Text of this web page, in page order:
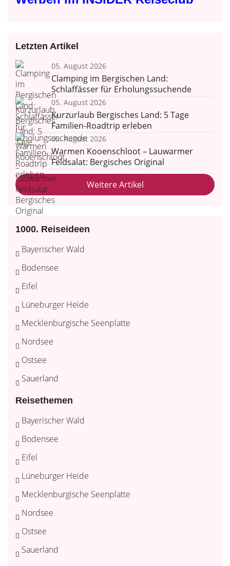
Letzten Artikel
05. August 2026
Clamping im Bergischen Land:
Schlaffässer für Erholungssuchende
05. August 2026
Kurzurlaub Bergisches Land: 5 Tage
Familien-Roadtrip erleben
05. August 2026
Warmen Kooenschloot – Lauwarmer
Feldsalat: Bergisches Original
Weitere Artikel
1000. Reiseideen
Bayerischer Wald
Bodensee
Eifel
Lüneburger Heide
Mecklenburgische Seenplatte
Nordsee
Ostsee
Sauerland
Reisethemen
Bayerischer Wald
Bodensee
Eifel
Lüneburger Heide
Mecklenburgische Seenplatte
Nordsee
Ostsee
Sauerland